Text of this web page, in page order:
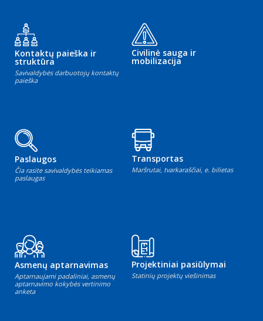
Kontaktų paieška ir
struktūra
Savivaldybės darbuotojų kontaktų
paieška
Civilinė sauga ir
mobilizacija
Paslaugos
Čia rasite savivaldybės teikiamas
paslaugas
Transportas
Maršrutai, tvarkaraščiai, e. bilietas
Asmenų aptarnavimas
Aptarnaujami padaliniai, asmenų
aptarnavimo kokybės vertinimo
anketa
Projektiniai pasiūlymai
Statinių projektų viešinimas